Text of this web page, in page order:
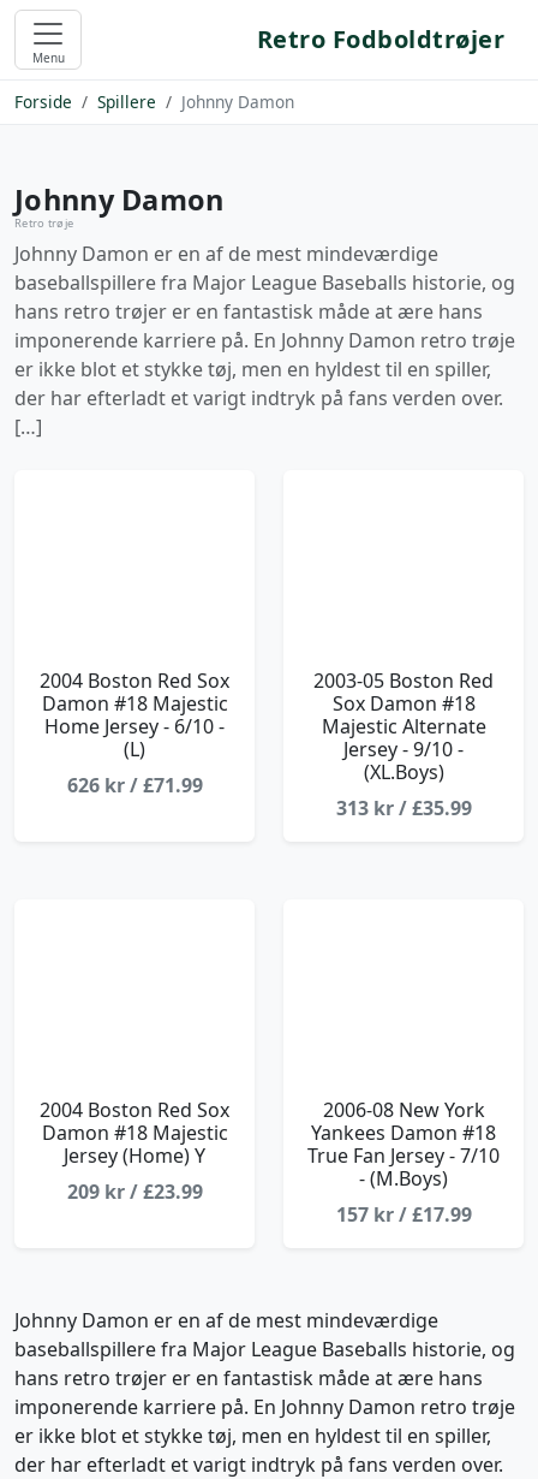
Menu
Retro Fodboldtrøjer
Forside Spillere Johnny Damon
Johnny Damon
Retro trøje
Johnny Damon er en af de mest mindeværdige
baseballspillere fra Major League Baseballs historie, og
hans retro trøjer er en fantastisk måde at ære hans
imponerende karriere på. En Johnny Damon retro trøje
er ikke blot et stykke tøj, men en hyldest til en spiller,
der har efterladt et varigt indtryk på fans verden over.
[…]
2004 Boston Red Sox
Damon #18 Majestic
Home Jersey - 6/10 -
(L)
626 kr / £71.99
2003-05 Boston Red
Sox Damon #18
Majestic Alternate
Jersey - 9/10 -
(XL.Boys)
313 kr / £35.99
2004 Boston Red Sox
Damon #18 Majestic
Jersey (Home) Y
209 kr / £23.99
2006-08 New York
Yankees Damon #18
True Fan Jersey - 7/10
- (M.Boys)
157 kr / £17.99
Johnny Damon er en af de mest mindeværdige
baseballspillere fra Major League Baseballs historie, og
hans retro trøjer er en fantastisk måde at ære hans
imponerende karriere på. En Johnny Damon retro trøje
er ikke blot et stykke tøj, men en hyldest til en spiller,
der har efterladt et varigt indtryk på fans verden over.